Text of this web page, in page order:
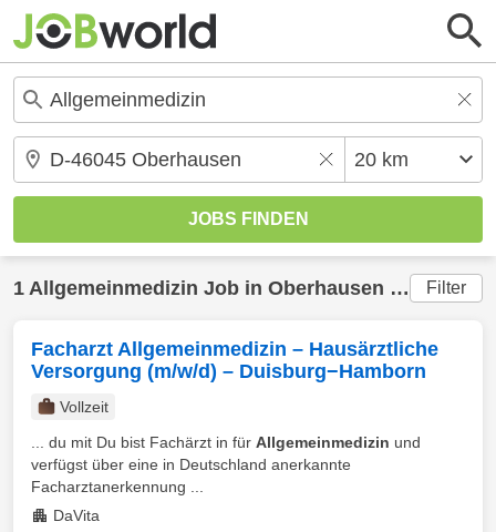
1 Allgemeinmedizin Job in Oberhausen Filter
Facharzt Allgemeinmedizin – Hausärztliche
Versorgung (m/w/d) – Duisburg−Hamborn
Vollzeit
... du mit Du bist Fachärzt in für Allgemeinmedizin und
verfügst über eine in Deutschland anerkannte
Facharztanerkennung ...
DaVita